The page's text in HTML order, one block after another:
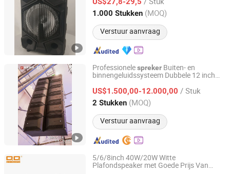
1.000 Stukken (MOQ)
Verstuur aanvraag
Zhejiang, China Sinds 2011
Professionelespreker Buiten- en
binnengeluidssysteem Dubbele 12 inch
US$1.500,00-12.000,00 / Stuk
2 Stukken (MOQ)
Verstuur aanvraag
Guangzhou Ruifeng Intelligence Technology Co., Ltd
Guangdong, China Sinds 2018
5/6/8inch 40W/20W Witte
Plafondspeaker met Goede Prijs Van
Guangzhou Lingyin Electronic Co., Ltd.